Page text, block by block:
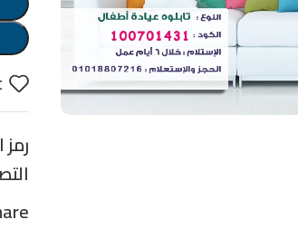
رمز